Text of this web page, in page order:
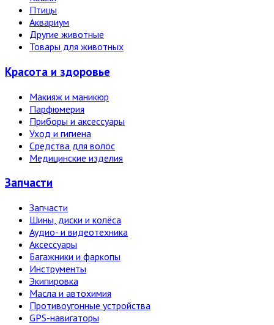
Птицы
Аквариум
Другие животные
Товары для животных
Красота и здоровье
Макияж и маникюр
Парфюмерия
Приборы и аксессуары
Уход и гигиена
Средства для волос
Медицинские изделия
Запчасти
Запчасти
Шины, диски и колёса
Аудио- и видеотехника
Аксессуары
Багажники и фаркопы
Инструменты
Экипировка
Масла и автохимия
Противоугонные устройства
GPS-навигаторы